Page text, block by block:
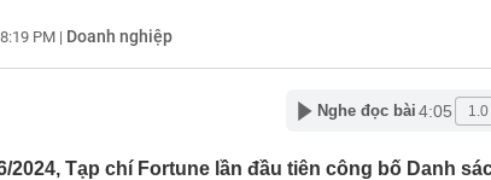
12:04
Không phải Sa Pa, Việt Nam có 1 nơi mát mẻ quanh năm,
BẮT KHẨN CẤP giáo viên BẠO HÀNH TRẺ EM; cơ quan
11:54
Cơ cấu lại vốn nhà nước tại doanh nghiệp, khuyến khích
PM | Doanh nghiệp
Nghe đọc bài 4:05
2024, Tạp chí Fortune lần đầu tiên công bố Danh